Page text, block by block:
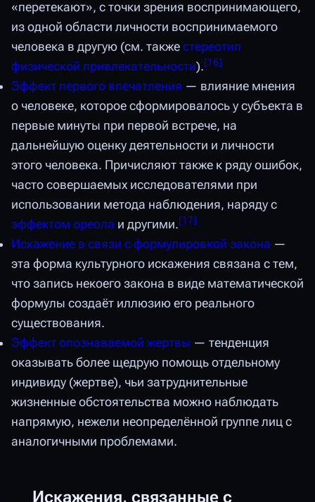
«перетекают», с точки зрения воспринимающего,
из одной области личности воспринимаемого
человека в другую (см. также стереотип
физической привлекательности).[16]
Эффект первого впечатления — влияние мнения
о человеке, которое сформировалось у субъекта в
первые минуты при первой встрече, на
дальнейшую оценку деятельности и личности
этого человека. Причисляют также к ряду ошибок,
часто совершаемых исследователями при
использовании метода наблюдения, наряду с
эффектом ореола и другими.[17]
Искажение в связи с формулировкой закона —
эта форма культурного искажения связана с тем,
что запись некоего закона в виде математической
формулы создаёт иллюзию его реального
существования.
Эффект опознаваемой жертвы — тенденция
оказывать более щедрую помощь отдельному
индивиду (жертве), чьи затруднительные
жизненные обстоятельства можно наблюдать
напрямую, нежели неопределённой группе лиц с
аналогичными проблемами.
Искажения, связанные с